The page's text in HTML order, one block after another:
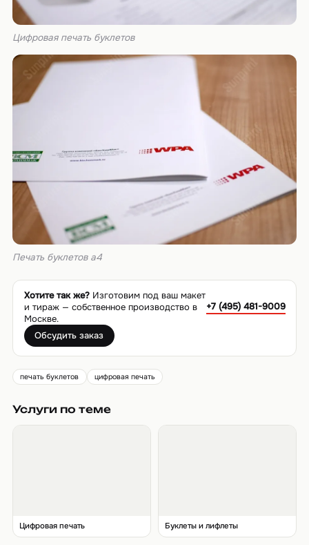
Цифровая печать буклетов
Печать буклетов а4
Хотите так же?Изготовим под ваш макет
и тираж — собственное производство в
Москве.
+7 (495) 481-9009
Обсудить заказ
печать буклетов цифровая печать
Услуги по теме
Цифровая печать Буклеты и лифлеты